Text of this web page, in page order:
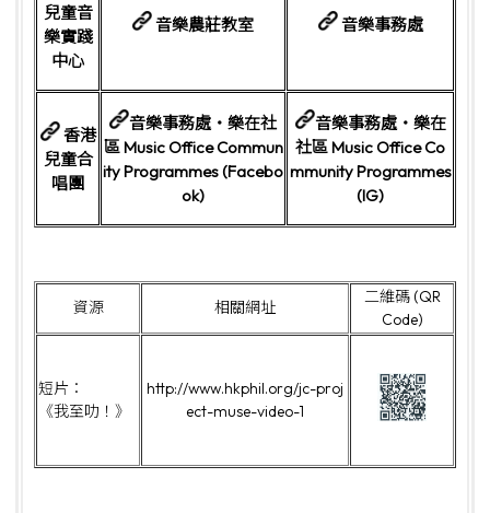
兒童音
樂實踐
中心
音樂農莊教室 音樂事務處
香港
兒童合
唱團
音樂事務處・樂在社
區 Music Office Commun
ity Programmes (Facebo
ok)
音樂事務處・樂在
社區 Music Office Co
mmunity Programmes
(IG)
資源 相關網址
二維碼 (QR
Code)
短片：
《我至叻！》
http://www.hkphil.org/jc-proj
ect-muse-video-1